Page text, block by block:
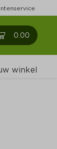
0.00 0
winkel